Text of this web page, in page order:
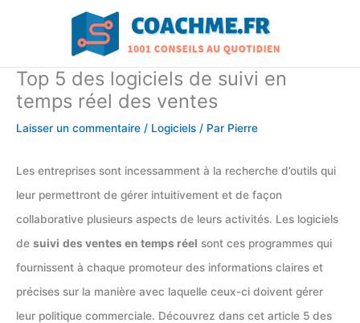
Top 5 des logiciels de suivi en
temps réel des ventes
Laisser un commentaire / Logiciels / Par Pierre
Les entreprises sont incessamment à la recherche d’outils qui
leur permettront de gérer intuitivement et de façon
collaborative plusieurs aspects de leurs activités. Les logiciels
de suivi des ventes en temps réel sont ces programmes qui
fournissent à chaque promoteur des informations claires et
précises sur la manière avec laquelle ceux-ci doivent gérer
leur politique commerciale. Découvrez dans cet article 5 des